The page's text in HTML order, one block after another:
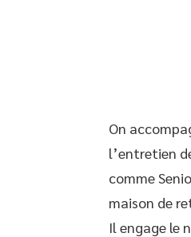
On
l’entretien
comme
maison de
Il engage le